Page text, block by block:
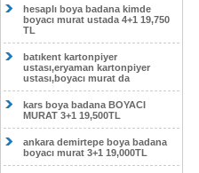
hesaplı boya badana kimde
boyacı murat ustada 4+1 19,750
TL
batıkent kartonpiyer
ustası,eryaman kartonpiyer
ustası,boyacı murat da
kars boya badana BOYACI
MURAT 3+1 19,500TL
ankara demirtepe boya badana
boyacı murat 3+1 19,000TL